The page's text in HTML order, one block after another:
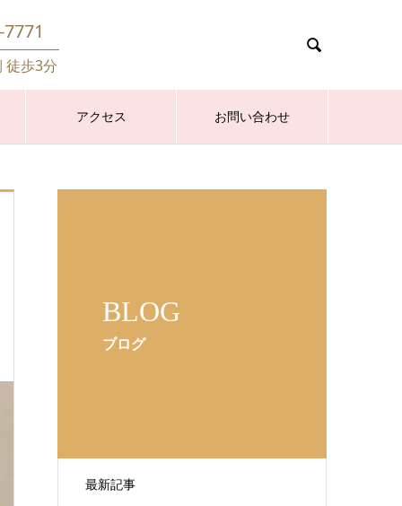
徒歩3分

アクセス お問い合わせ
BLOG
ブログ
最新記事